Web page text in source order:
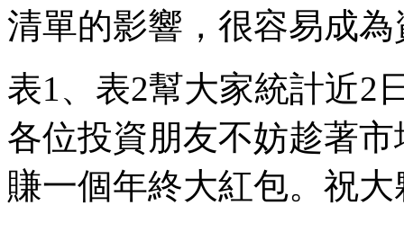
清單的影響，很容易成
表1、表2幫大家統計近2
各位投資朋友不妨趁著
賺一個年終大紅包。祝